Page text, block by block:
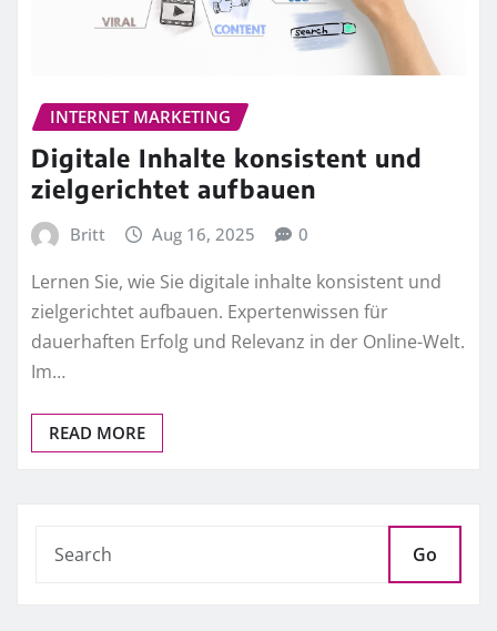
INTERNET MARKETING
Digitale Inhalte konsistent und
zielgerichtet aufbauen
Britt Aug 16, 2025 0
Lernen Sie, wie Sie digitale inhalte konsistent und
zielgerichtet aufbauen. Expertenwissen für
dauerhaften Erfolg und Relevanz in der Online-Welt.
Im…
READ MORE
Go